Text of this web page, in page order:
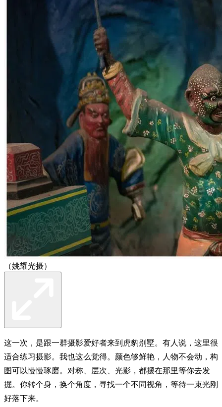
（姚耀光摄）
这一次，是跟一群摄影爱好者来到虎豹别墅。有人说，这里很
适合练习摄影。我也这么觉得。颜色够鲜艳，人物不会动，构
图可以慢慢琢磨。对称、层次、光影，都摆在那里等你去发
掘。你转个身，换个角度，寻找一个不同视角，等待一束光刚
好落下来。